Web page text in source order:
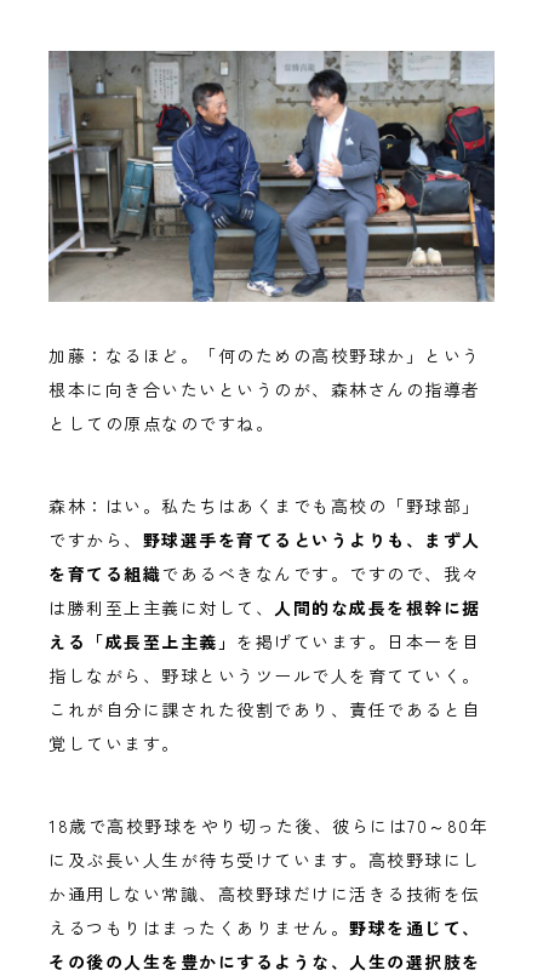
加藤：なるほど。「何のための高校野球か」という
根本に向き合いたいというのが、森林さんの指導者
としての原点なのですね。
森林：はい。私たちはあくまでも高校の「野球部」
ですから、 野球選手を育てるというよりも、まず人
を育てる組織であるべきなんです。ですので、我々
は勝利至上主義に対して、 人間的な成長を根幹に据
える「成長至上主義」 を掲げています。日本一を目
指しながら、野球というツールで人を育てていく。
これが自分に課された役割であり、責任であると自
覚しています。
18歳で高校野球をやり切った後、彼らには70～80年
に及ぶ長い人生が待ち受けています。高校野球にし
か通用しない常識、高校野球だけに活きる技術を伝
えるつもりはまったくありません。 野球を通じて、
その後の人生を豊かにするような、人生の選択肢を